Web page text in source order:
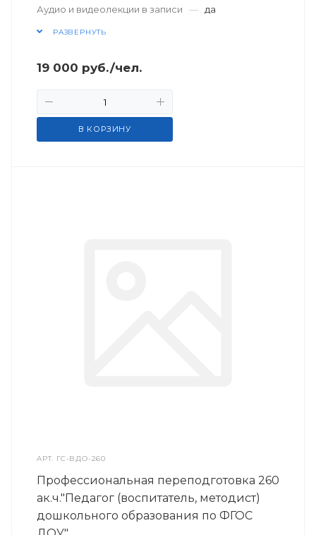
Аудио и видеолекции в записи
— да
РАЗВЕРНУТЬ
19 000 руб./чел.
В КОРЗИНУ
АРТ. ГС-ВДО-260
Профессиональная переподготовка 260
ак.ч."Педагог (воспитатель, методист)
дошкольного образования по ФГОС